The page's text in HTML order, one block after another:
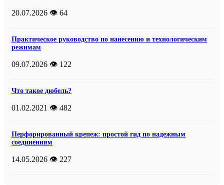
20.07.2026 👁️ 64
Практическое руководство по нанесению и технологическим
режимам
09.07.2026 👁️ 122
Что такое дюбель?
01.02.2021 👁️ 482
Перфорированный крепеж: простой гид по надежным
соединениям
14.05.2026 👁️ 227